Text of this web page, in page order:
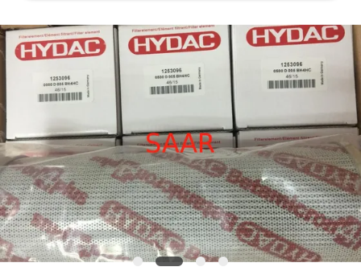
管
理
私
達
に
連
絡